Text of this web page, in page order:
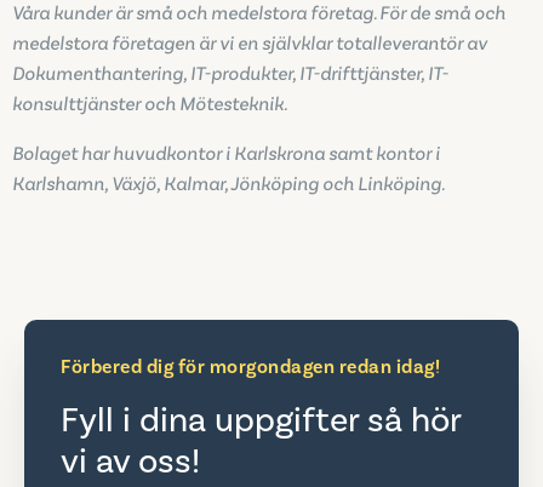
Våra kunder är små och medelstora företag. För de små och
medelstora företagen är vi en självklar totalleverantör av
Dokumenthantering, IT-produkter, IT-drifttjänster, IT-
konsulttjänster och Mötesteknik.
Bolaget har huvudkontor i Karlskrona samt kontor i
Karlshamn, Växjö, Kalmar, Jönköping och Linköping.
Förbered dig för morgondagen redan idag!
Fyll i dina uppgifter så hör
vi av oss!